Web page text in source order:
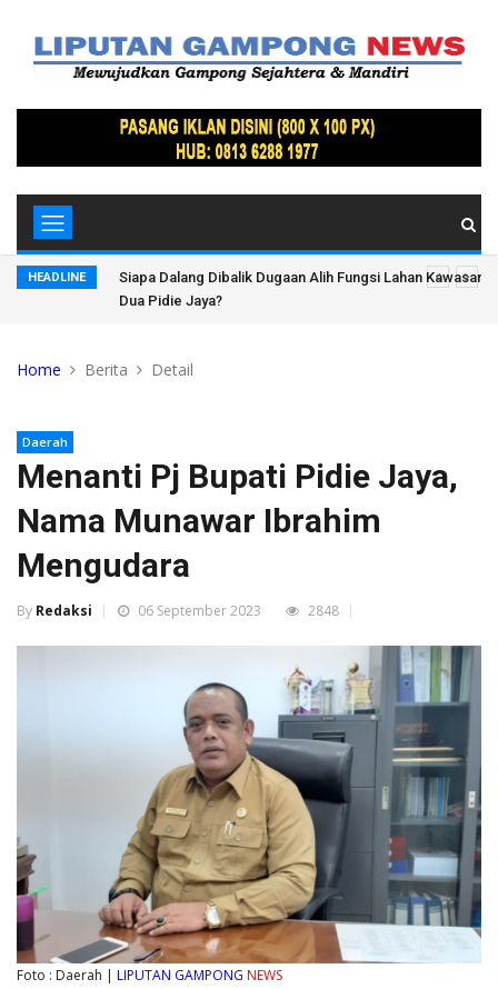
HEADLINE
Bandar
Dugaan Pencemaran Lingkungan PT Indofarm Sukses
Bertanya: Hukum Berpihak kepada Siapa?
Home Berita Detail
Daerah
Menanti Pj Bupati Pidie Jaya,
Nama Munawar Ibrahim
Mengudara
By Redaksi 06 September 2023 2848
Foto : Daerah | LIPUTAN GAMPONG NEWS